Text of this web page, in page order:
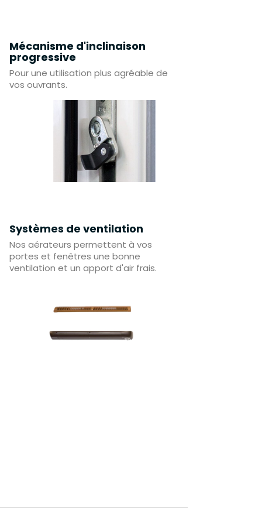
Mécanisme d'inclinaison
progressive
Pour une utilisation plus agréable de
vos ouvrants.
Systèmes de ventilation
Nos aérateurs permettent à vos
portes et fenêtres une bonne
ventilation et un apport d'air frais.